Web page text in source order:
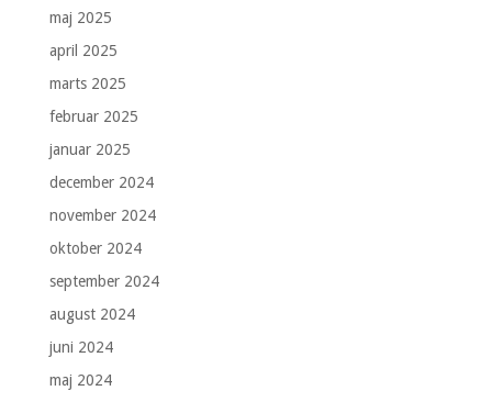
maj 2025
april 2025
marts 2025
februar 2025
januar 2025
december 2024
november 2024
oktober 2024
september 2024
august 2024
juni 2024
maj 2024